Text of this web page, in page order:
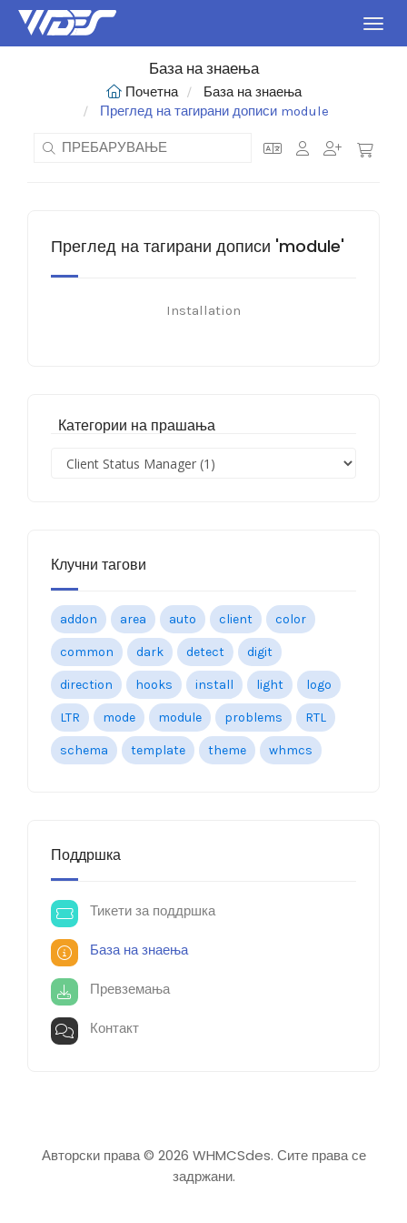
База на знаења
Почетна
База на знаења
Преглед на тагирани дописи module
Категории на прашања
Клучни тагови
addon area auto client color
common dark detect digit
direction hooks install light logo
LTR mode module problems RTL
schema template theme whmcs
Поддршка
Тикети за поддршка
База на знаења
Превземања
Контакт
Преглед на тагирани дописи 'module'
Installation
Авторски права © 2026 WHMCSdes. Сите права се
задржани.